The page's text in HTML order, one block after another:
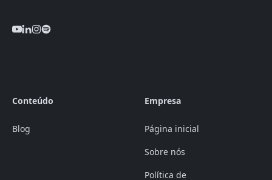
Conteúdo
Blog
Empresa
Página inicial
Sobre nós
Política de